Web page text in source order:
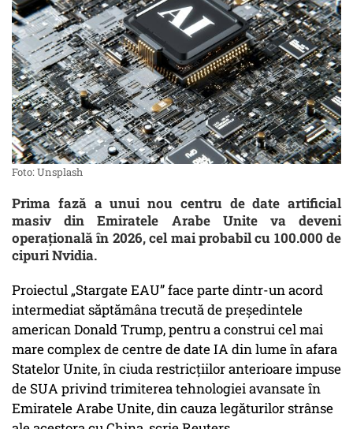
Foto: Unsplash
Prima fază a unui nou centru de date artificial
masiv din Emiratele Arabe Unite va deveni
operațională în 2026, cel mai probabil cu 100.000 de
cipuri Nvidia.
Proiectul „Stargate EAU” face parte dintr-un acord
intermediat săptămâna trecută de președintele
american Donald Trump, pentru a construi cel mai
mare complex de centre de date IA din lume în afara
Statelor Unite, în ciuda restricțiilor anterioare impuse
de SUA privind trimiterea tehnologiei avansate în
Emiratele Arabe Unite, din cauza legăturilor strânse